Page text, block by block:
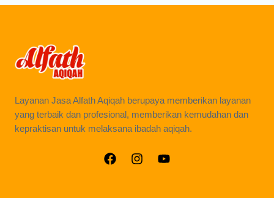
Layanan Jasa Alfath Aqiqah berupaya memberikan layanan
yang terbaik dan profesional, memberikan kemudahan dan
kepraktisan untuk melaksana ibadah aqiqah.